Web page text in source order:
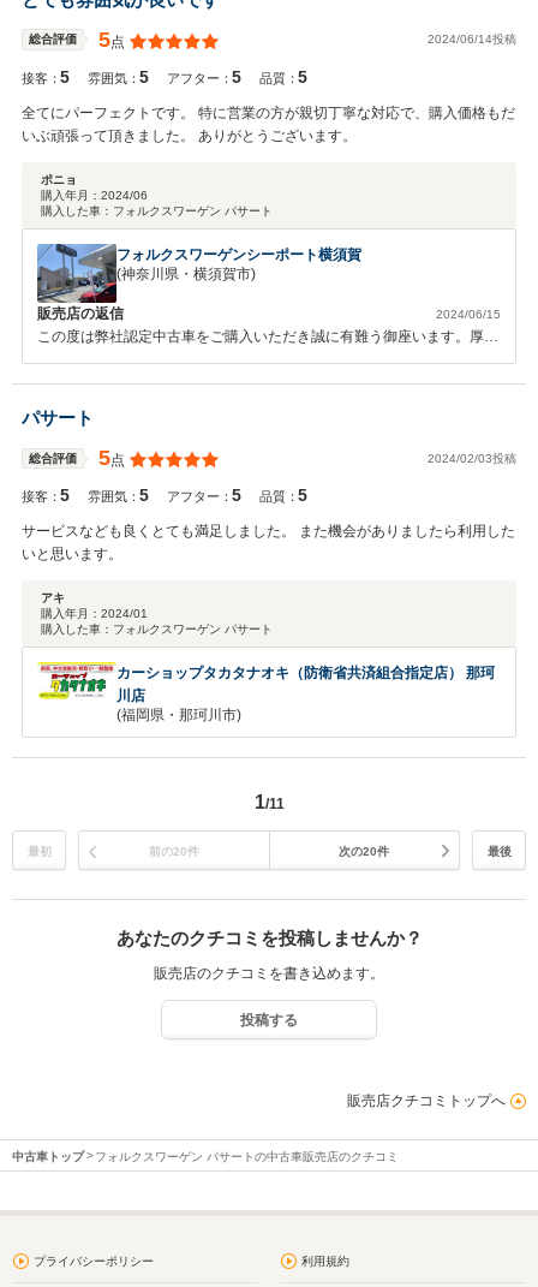
総合評価 5点 2024/06/14投稿
接客：5 雰囲気：5 アフター：5 品質：5
全てにパーフェクトです。 特に営業の方が親切丁寧な対応で、購入価格もだ
いぶ頑張って頂きました。 ありがとうございます。
ポニョ
購入年月： 2024/06
購入した車： フォルクスワーゲン パサート
フォルクスワーゲンシーポート横須賀
(神奈川県・横須賀市)
販売店の返信 2024/06/15
この度は弊社認定中古車をご購入いただき誠に有難う御座います。厚く
御礼を申し上げます。 また日頃のご厚誼を心から感謝申し上げます。
これからポニョ様のカーライフを精一杯サポート出来ればと思っており
お乗り頂いてお気づきの点等ございましたらお気軽にお声掛け下さいま
せ。 今後共宜しくお願い申し上げます。
パサート
総合評価 5点 2024/02/03投稿
接客：5 雰囲気：5 アフター：5 品質：5
サービスなども良くとても満足しました。 また機会がありましたら利用した
いと思います。
アキ
購入年月： 2024/01
購入した車： フォルクスワーゲン パサート
カーショップタカタナオキ（防衛省共済組合指定店） 那珂
川店
(福岡県・那珂川市)
1/11
最初 前の20件 次の20件 最後
あなたのクチコミを投稿しませんか？
販売店のクチコミを書き込めます。
投稿する
販売店クチコミトップへ
中古車トップ フォルクスワーゲン パサートの中古車販売店のクチコミ
プライバシーポリシー 利用規約